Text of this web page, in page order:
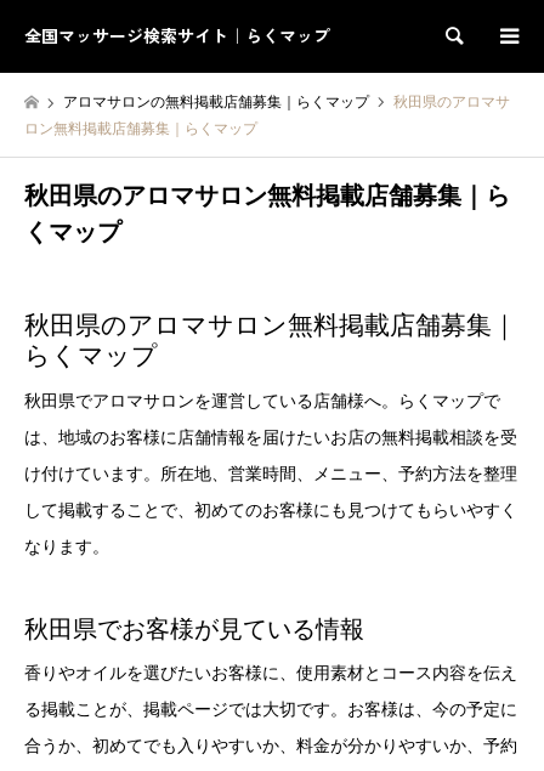
全国マッサージ検索サイト｜らくマップ 検索
アロマサロンの無料掲載店舗募集｜らくマップ
秋田県のアロマサ
ロン無料掲載店舗募集｜らくマップ
秋田県のアロマサロン無料掲載店舗募集｜ら
くマップ
秋田県のアロマサロン無料掲載店舗募集｜
らくマップ
秋田県でアロマサロンを運営している店舗様へ。らくマップで
は、地域のお客様に店舗情報を届けたいお店の無料掲載相談を受
け付けています。所在地、営業時間、メニュー、予約方法を整理
して掲載することで、初めてのお客様にも見つけてもらいやすく
なります。
秋田県でお客様が見ている情報
香りやオイルを選びたいお客様に、使用素材とコース内容を伝え
る掲載ことが、掲載ページでは大切です。お客様は、今の予定に
合うか、初めてでも入りやすいか、料金が分かりやすいか、予約